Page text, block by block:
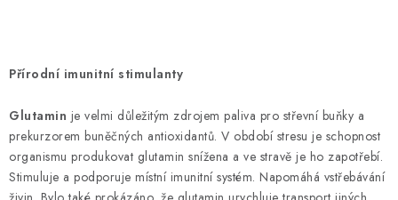
Přírodní imunitní stimulanty
Glutamin je velmi důležitým zdrojem paliva pro střevní buňky a
prekurzorem buněčných antioxidantů. V období stresu je schopnost
organismu produkovat glutamin snížena a ve stravě je ho zapotřebí.
Stimuluje a podporuje místní imunitní systém. Napomáhá vstřebávání